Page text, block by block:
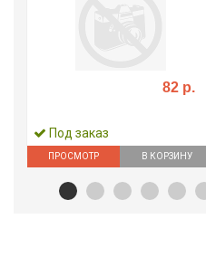
82 р.
Под заказ
ПРОСМОТР В КОРЗИНУ